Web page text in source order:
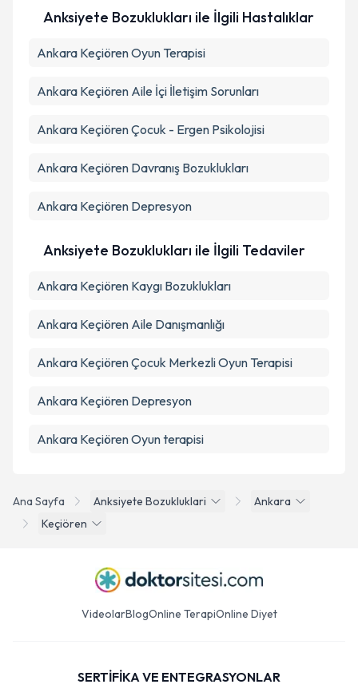
Ana Sayfa Anksiyete Bozukluklari
Ankara
Keçiören
Anksiyete Bozuklukları ile İlgili Hastalıklar
Ankara Keçiören Oyun Terapisi
Ankara Keçiören Aile İçi İletişim Sorunları
Ankara Keçiören Çocuk - Ergen Psikolojisi
Ankara Keçiören Davranış Bozuklukları
Ankara Keçiören Depresyon
Anksiyete Bozuklukları ile İlgili Tedaviler
Ankara Keçiören Kaygı Bozuklukları
Ankara Keçiören Aile Danışmanlığı
Ankara Keçiören Çocuk Merkezli Oyun Terapisi
Ankara Keçiören Depresyon
Ankara Keçiören Oyun terapisi
VideolarBlogOnline TerapiOnline Diyet
SERTİFİKA VE ENTEGRASYONLAR